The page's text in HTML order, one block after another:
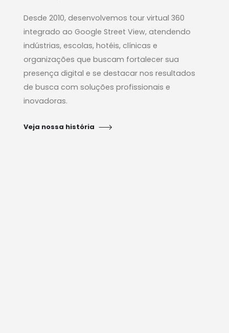
Desde 2010, desenvolvemos tour virtual 360
integrado ao Google Street View, atendendo
indústrias, escolas, hotéis, clínicas e
organizações que buscam fortalecer sua
presença digital e se destacar nos resultados
de busca com soluções profissionais e
inovadoras.
Veja nossa história